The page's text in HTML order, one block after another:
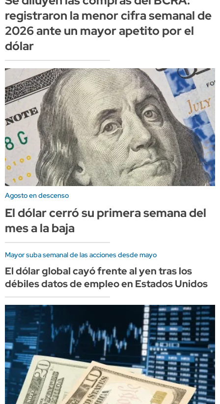
registraron la menor cifra semanal de
2026 ante un mayor apetito por el
dólar
Agosto en descenso
El dólar cerró su primera semana del
mes a la baja
Mayor suba semanal de las acciones desde mayo
El dólar global cayó frente al yen tras los
débiles datos de empleo en Estados Unidos